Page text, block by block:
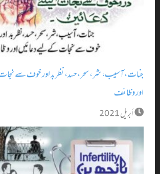
جنات، آسیب، شر، سحر،حسد، نظربد اور خوف سے
اور وظائف
أبريل 2021